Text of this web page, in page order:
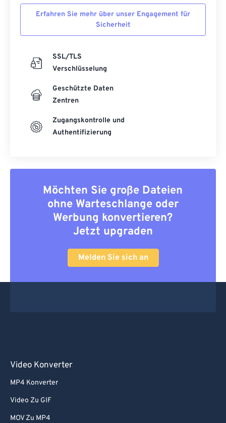
Erfahren Sie mehr über unser Engagement für
Sicherheit
SSL/TLS
Verschlüsselung
Geschützte Daten
Zentren
Zugangskontrolle und
Authentifizierung
Möchten Sie große Dateien
ohne Warteschlange oder
Werbung konvertieren?
Jetzt upgraden
Melden Sie sich an
Video Konverter
MP4 Konverter
Video Zu GIF
MOV Zu MP4